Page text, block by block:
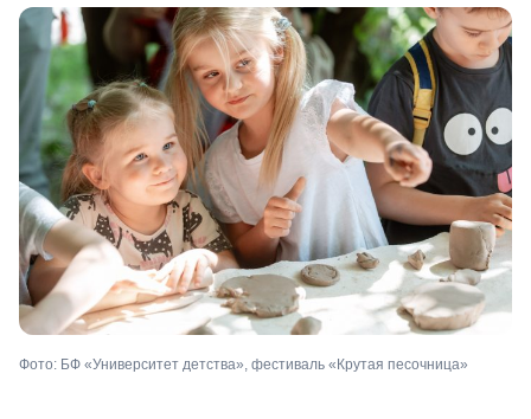
Фото: БФ «Университет детства», фестиваль «Крутая песочница»